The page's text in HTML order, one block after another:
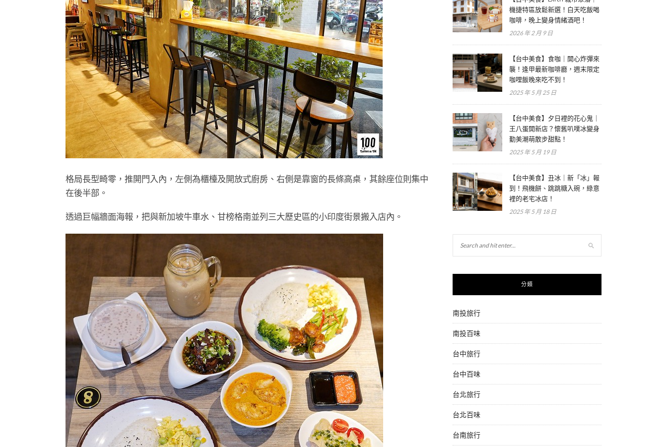
格局長型畸零，推開門入內，左側為櫃檯及開放式廚房、右側是靠窗的長條高桌，其餘座位則集中
在後半部。
透過巨幅牆面海報，把與新加坡牛車水、甘榜格南並列三大歷史區的小印度街景搬入店內。
機捷特區放鬆新選！白天吃飯喝
咖啡，晚上變身情緒酒吧！
2026 年 2 月 9 日
【台中美食】食咖｜開心炸彈來
襲！逢甲最新咖啡廳，週末限定
咖哩飯晚來吃不到！
2025 年 5 月 25 日
【台中美食】夕日裡的花心鬼｜
王八蛋開新店？懷舊叭噗冰變身
勤美潮萌散步甜點！
2025 年 5 月 19 日
【台中美食】丑冰｜新「冰」報
到！飛機餅、跳跳糖入碗，綠意
裡的老宅冰店！
2025 年 5 月 18 日
分類
南投旅行
南投百味
台中旅行
台中百味
台北旅行
台北百味
台南旅行